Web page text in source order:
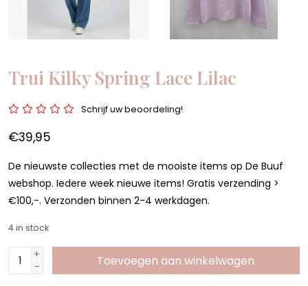
Trui Kilky Spring Lace Lilac
Schrijf uw beoordeling!
€39,95
De nieuwste collecties met de mooiste items op De Buuf
webshop. Iedere week nieuwe items! Gratis verzending >
€100,-. Verzonden binnen 2-4 werkdagen.
4in stock
+
-
Toevoegen aan winkelwagen